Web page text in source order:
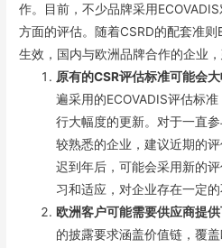
作。目前，不少品牌采用
方面的评估。随着CSRD的配套准
生效，国内与欧洲品牌合作的企业
原有的CSR评估标准可能会大
遍采用的ECOVADIS评估标
行大幅度的更新。对于一直
较熟悉的企业，建议近期的
迟到年后，可能会采用新的
习和适应，对企业存在一定的
欧洲客户可能需要供应商提供
的披露要求涵盖价值链，覆